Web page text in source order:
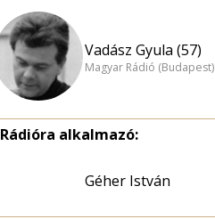
Vadász Gyula (57)
Magyar Rádió (Budapest)
Rádióra alkalmazó:
Géher István